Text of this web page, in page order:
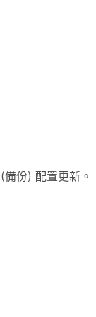
份) 配置更新。